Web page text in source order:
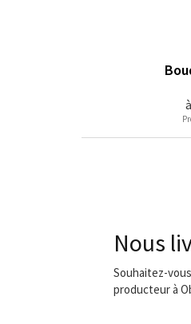
Nous
Souhaitez-
producteur à